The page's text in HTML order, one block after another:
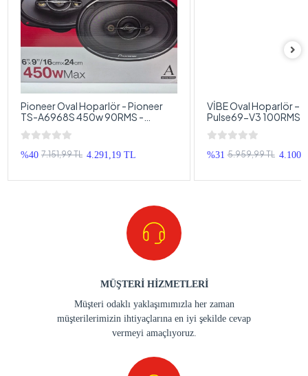
Pioneer Oval Hoparlör - Pioneer
TS-A6968S 450w 90RMS -
Pioneer Kayık Hoparlör
%40 7.151,99 TL 4.291,19 TL
VİBE Oval Hoparlör –
Pulse69-V3 100RMS -
Tweeterli , Kapaklı
%31 5.959,99 TL
MÜŞTERİ HİZMETLERİ
Müşteri odaklı yaklaşımımızla her zaman
müşterilerimizin ihtiyaçlarına en iyi şekilde cevap
vermeyi amaçlıyoruz.